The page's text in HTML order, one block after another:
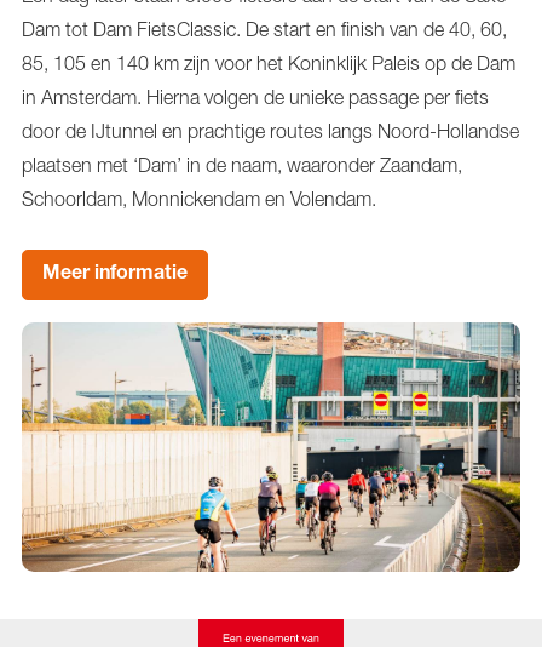
Dam tot Dam FietsClassic. De start en finish van de 40, 60,
85, 105 en 140 km zijn voor het Koninklijk Paleis op de Dam
in Amsterdam. Hierna volgen de unieke passage per fiets
door de IJtunnel en prachtige routes langs Noord-Hollandse
plaatsen met ‘Dam’ in de naam, waaronder Zaandam,
Schoorldam, Monnickendam en Volendam.
Meer informatie